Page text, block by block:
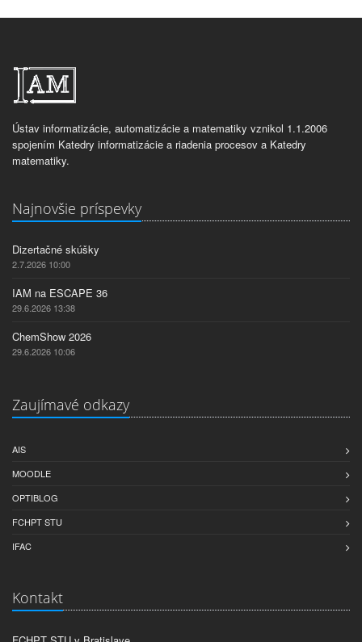
Ústav informatizácie, automatizácie a matematiky vznikol 1.1.2006
spojením Katedry informatizácie a riadenia procesov a Katedry
matematiky.
Najnovšie príspevky
Dizertačné skúšky
2.7.2026 10:00
IAM na ESCAPE 36
29.6.2026 13:38
ChemShow 2026
29.6.2026 10:06
Zaujímavé odkazy
AIS
MOODLE
OPTIBLOG
FCHPT STU
IFAC
Kontakt